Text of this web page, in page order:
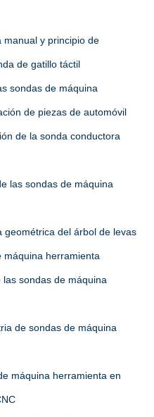
manual y principio de
de gatillo táctil
sondas de máquina
de piezas de automóvil
de la sonda conductora
las sondas de máquina
geométrica del árbol de levas
máquina herramienta
sondas de máquina
de sondas de máquina
máquina herramienta en